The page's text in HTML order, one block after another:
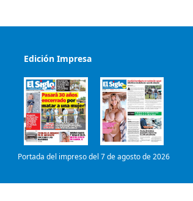
Portada del impreso del 7 de agosto de 2026